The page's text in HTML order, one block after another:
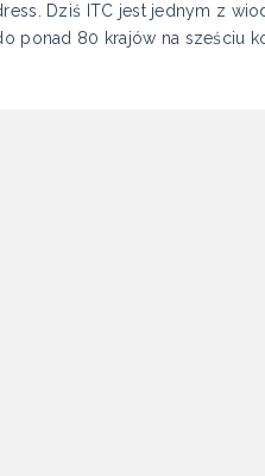
Dziś ITC jest jednym z
ponad 80 krajów na sześciu